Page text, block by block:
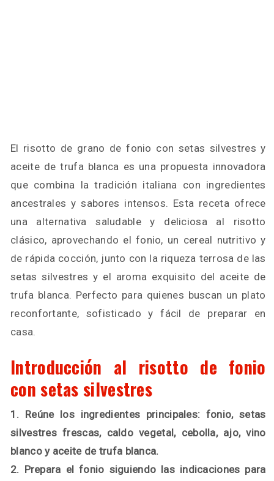
El risotto de grano de fonio con setas silvestres y
aceite de trufa blanca es una propuesta innovadora
que combina la tradición italiana con ingredientes
ancestrales y sabores intensos. Esta receta ofrece
una alternativa saludable y deliciosa al risotto
clásico, aprovechando el fonio, un cereal nutritivo y
de rápida cocción, junto con la riqueza terrosa de las
setas silvestres y el aroma exquisito del aceite de
trufa blanca. Perfecto para quienes buscan un plato
reconfortante, sofisticado y fácil de preparar en
casa.
Introducción al risotto de fonio
con setas silvestres
1. Reúne los ingredientes principales: fonio, setas
silvestres frescas, caldo vegetal, cebolla, ajo, vino
blanco y aceite de trufa blanca.
2. Prepara el fonio siguiendo las indicaciones para